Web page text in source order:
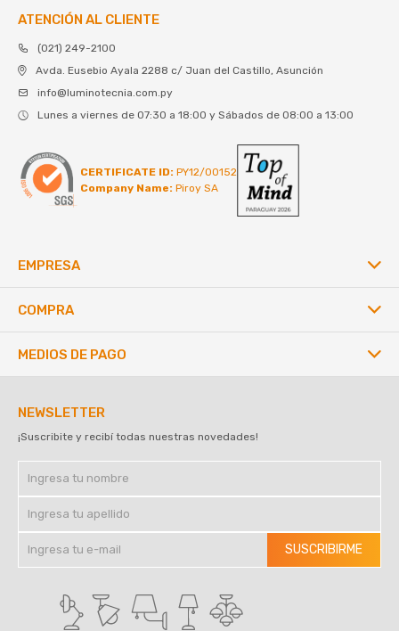
ATENCIÓN AL CLIENTE
(021) 249-2100
Avda. Eusebio Ayala 2288 c/ Juan del Castillo, Asunción
info@luminotecnia.com.py
Lunes a viernes de 07:30 a 18:00 y Sábados de 08:00 a 13:00
CERTIFICATE ID: PY12/00152
Company Name: Piroy SA
EMPRESA
COMPRA
NEWSLETTER
¡Suscribite y recibí todas nuestras novedades!
SUSCRIBIRME
MEDIOS DE PAGO